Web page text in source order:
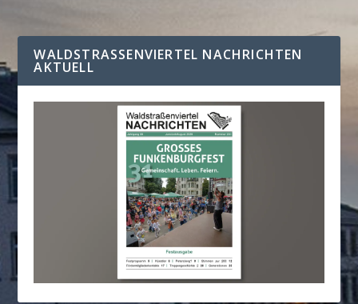
WALDSTRASSENVIERTEL NACHRICHTEN A
KTUELL